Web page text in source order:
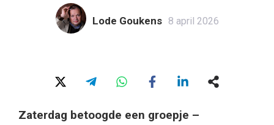
Lode Goukens 8 april 2026
Zaterdag betoogde een groepje –